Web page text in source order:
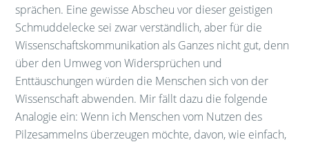
sprächen. Eine gewisse Abscheu vor dieser geistigen
Schmuddelecke sei zwar verständlich, aber für die
Wissenschaftskommunikation als Ganzes nicht gut, denn
über den Umweg von Widersprüchen und
Enttäuschungen würden die Menschen sich von der
Wissenschaft abwenden. Mir fällt dazu die folgende
Analogie ein: Wenn ich Menschen vom Nutzen des
Pilzesammelns überzeugen möchte, davon, wie einfach,